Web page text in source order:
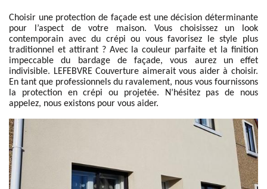
Choisir une protection de façade est une décision déterminante
pour l’aspect de votre maison. Vous choisissez un look
contemporain avec du crépi ou vous favorisez le style plus
traditionnel et attirant ? Avec la couleur parfaite et la finition
impeccable du bardage de façade, vous aurez un effet
indivisible. LEFEBVRE Couverture aimerait vous aider à choisir.
En tant que professionnels du ravalement, nous vous fournissons
la protection en crépi ou projetée. N’hésitez pas de nous
appelez, nous existons pour vous aider.